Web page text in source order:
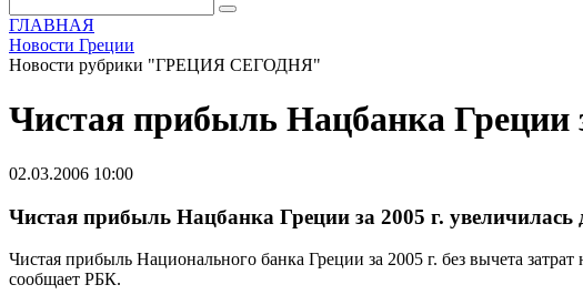
ГЛАВНАЯ
Новости Греции
Новости рубрики "ГРЕЦИЯ СЕГОДНЯ"
Чистая прибыль Нацбанка Греции
02.03.2006 10:00
Чистая прибыль Нацбанка Греции за 2005 г. увеличилась
Чистая прибыль Национального банка Греции за 2005 г. без вычета
сообщает РБК.